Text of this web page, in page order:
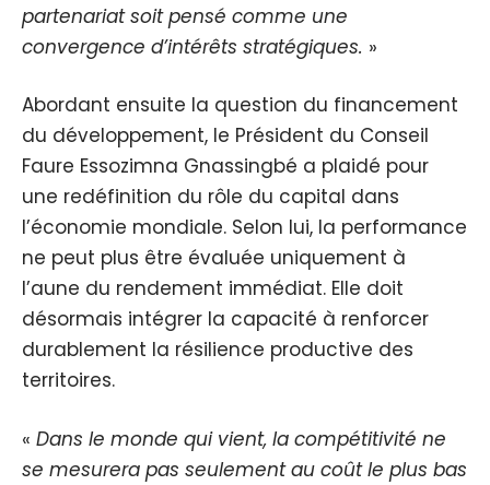
partenariat soit pensé comme une
convergence d’intérêts stratégiques. »
Abordant ensuite la question du financement
du développement, le Président du Conseil
Faure Essozimna Gnassingbé a plaidé pour
une redéfinition du rôle du capital dans
l’économie mondiale. Selon lui, la performance
ne peut plus être évaluée uniquement à
l’aune du rendement immédiat. Elle doit
désormais intégrer la capacité à renforcer
durablement la résilience productive des
territoires.
« Dans le monde qui vient, la compétitivité ne
se mesurera pas seulement au coût le plus bas